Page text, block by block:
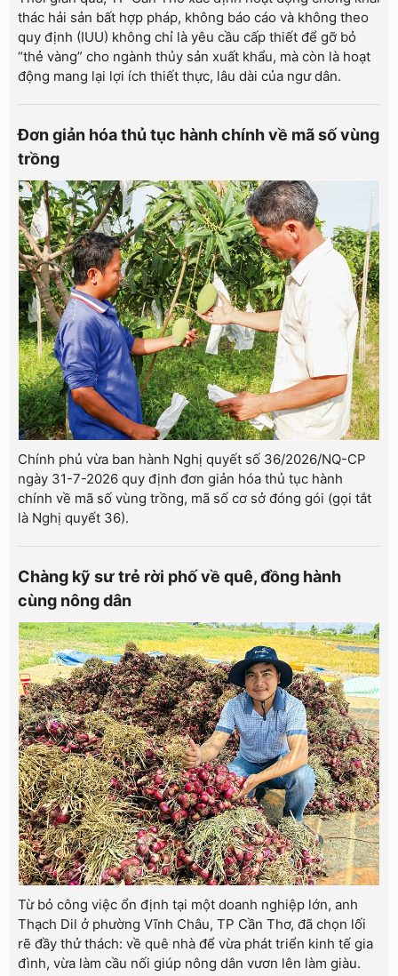
thác hải sản bất hợp pháp, không báo cáo và không theo
quy định (IUU) không chỉ là yêu cầu cấp thiết để gỡ bỏ
“thẻ vàng” cho ngành thủy sản xuất khẩu, mà còn là hoạt
động mang lại lợi ích thiết thực, lâu dài của ngư dân.
Đơn giản hóa thủ tục hành chính về mã số vùng
trồng
Chính phủ vừa ban hành Nghị quyết số 36/2026/NQ-CP
ngày 31-7-2026 quy định đơn giản hóa thủ tục hành
chính về mã số vùng trồng, mã số cơ sở đóng gói (gọi tắt
là Nghị quyết 36).
Chàng kỹ sư trẻ rời phố về quê, đồng hành
cùng nông dân
Từ bỏ công việc ổn định tại một doanh nghiệp lớn, anh
Thạch Dil ở phường Vĩnh Châu, TP Cần Thơ, đã chọn lối
rẽ đầy thử thách: về quê nhà để vừa phát triển kinh tế gia
đình, vừa làm cầu nối giúp nông dân vươn lên làm giàu.